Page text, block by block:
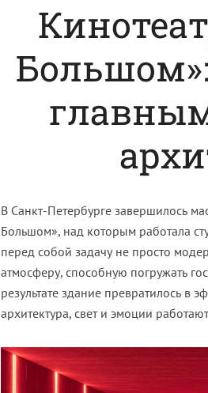
В Санкт-Петербурге завершилось
Большом», над которым работала
перед собой задачу не просто
атмосферу, способную погружать
результате здание превратилось в
архитектура, свет и эмоции